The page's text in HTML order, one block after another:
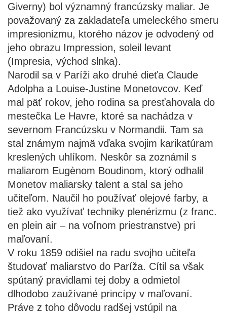
Giverny) bol významný francúzsky maliar. Je
považovaný za zakladateľa umeleckého smeru
impresionizmu, ktorého názov je odvodený od
jeho obrazu Impression, soleil levant
(Impresia, východ slnka).
Narodil sa v Paríži ako druhé dieťa Claude
Adolpha a Louise-Justine Monetovcov. Keď
mal päť rokov, jeho rodina sa presťahovala do
mestečka Le Havre, ktoré sa nachádza v
severnom Francúzsku v Normandii. Tam sa
stal známym najmä vďaka svojim karikatúram
kreslených uhlíkom. Neskôr sa zoznámil s
maliarom Eugènom Boudinom, ktorý odhalil
Monetov maliarsky talent a stal sa jeho
učiteľom. Naučil ho používať olejové farby, a
tiež ako využívať techniky plenérizmu (z franc.
en plein air – na voľnom priestranstve) pri
maľovaní.
V roku 1859 odišiel na radu svojho učiteľa
študovať maliarstvo do Paríža. Cítil sa však
spútaný pravidlami tej doby a odmietol
dlhodobo zaužívané princípy v maľovaní.
Práve z toho dôvodu radšej vstúpil na